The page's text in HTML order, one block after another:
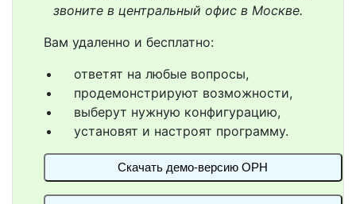
звоните в центральный офис в Москве.
Вам удаленно и бесплатно:
ответят на любые вопросы,
продемонстрируют возможности,
выберут нужную конфигурацию,
установят и настроят программу.
Скачать демо-версию ОРН